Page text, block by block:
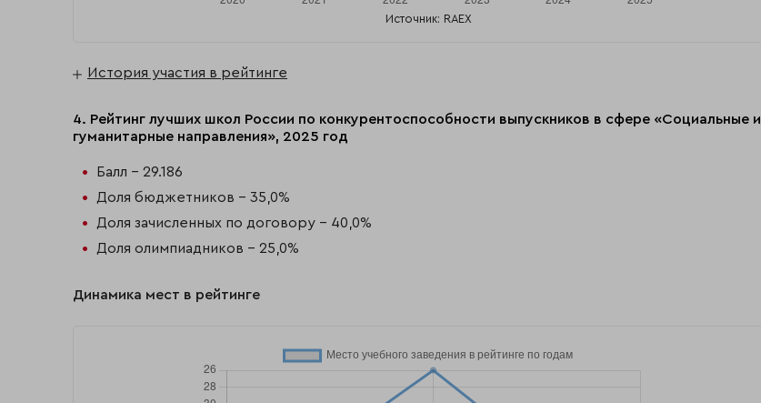
Источник: RAEX
История участия в рейтинге
4. Рейтинг лучших школ России по конкурентоспособности выпускников в сфере «Социальные и
гуманитарные направления», 2025 год
Балл - 29.186
Доля бюджетников - 35,0%
Доля зачисленных по договору - 40,0%
Доля олимпиадников - 25,0%
Динамика мест в рейтинге